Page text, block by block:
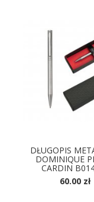
DŁUGOPIS
DOMINIQUE
CARDIN
60.00 zł